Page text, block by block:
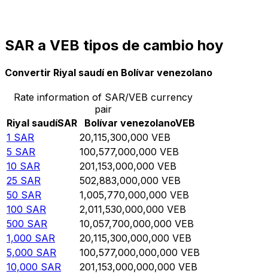
SAR a VEB tipos de cambio hoy
Convertir Riyal saudí en Bolívar venezolano
Rate information of SAR/VEB currency
pair
Riyal saudíSAR Bolívar venezolanoVEB
1 SAR 20,115,300,000 VEB
5 SAR 100,577,000,000 VEB
10 SAR 201,153,000,000 VEB
25 SAR 502,883,000,000 VEB
50 SAR 1,005,770,000,000 VEB
100 SAR 2,011,530,000,000 VEB
500 SAR 10,057,700,000,000 VEB
1,000 SAR 20,115,300,000,000 VEB
5,000 SAR 100,577,000,000,000 VEB
10,000 SAR 201,153,000,000,000 VEB